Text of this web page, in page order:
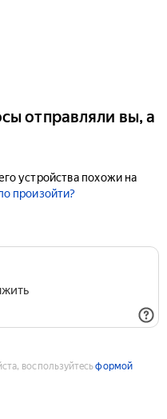
отправляли вы, а
устройства похожи на
произойти?
воспользуйтесьформой